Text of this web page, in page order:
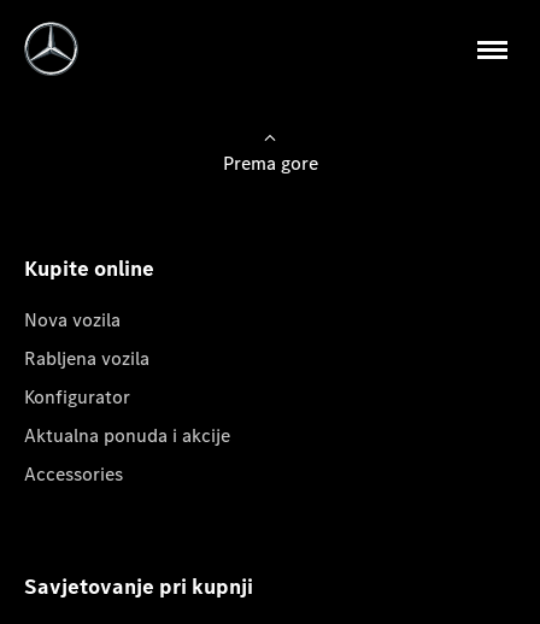
Prema gore
Kupite online
Nova vozila
Rabljena vozila
Konfigurator
Aktualna ponuda i akcije
Accessories
Savjetovanje pri kupnji